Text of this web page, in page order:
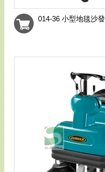
014-36 小型地毯沙